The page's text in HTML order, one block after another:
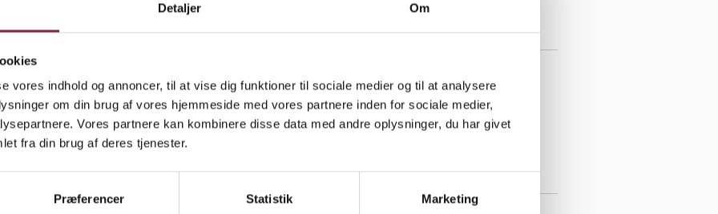
Detaljer Om
vores indhold og annoncer, til at vise dig funktioner til sociale medier og til at analysere
om din brug af vores hjemmeside med vores partnere inden for sociale medier,
Vores partnere kan kombinere disse data med andre oplysninger, du har givet
fra din brug af deres tjenester.
Præferencer Statistik Marketing
længe har du været pædagog: 29 årHvad stille..
Artikel 15.09.2025
Sidsel S. Pedersen
S. PedersenHvor arbejder du: Forhandlingsleder i BUPL Nordsjælland